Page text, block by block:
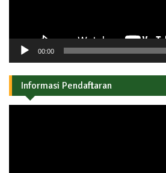
00:00
Informasi Pendaftaran